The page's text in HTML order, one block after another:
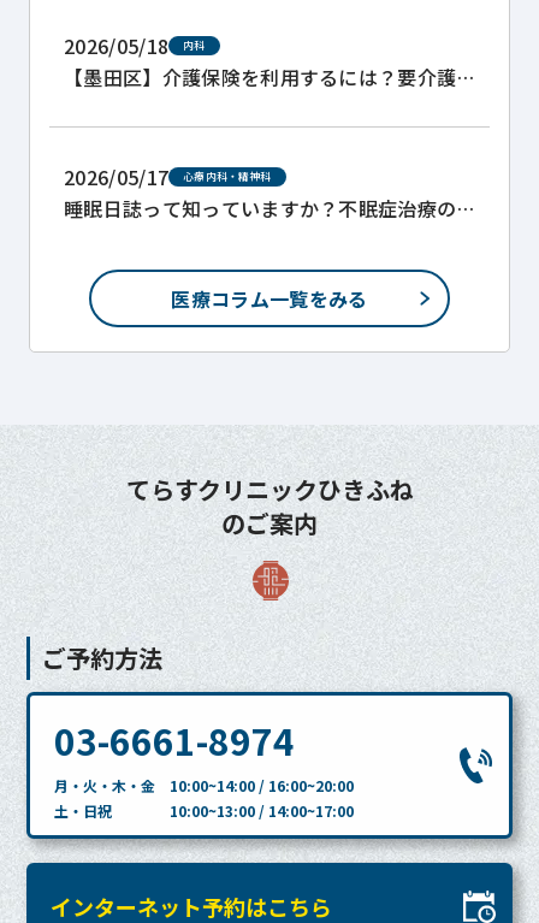
2026/05/18 内科
【墨田区】介護保険を利用するには？要介護
2026/05/17 心療内科・精神科
睡眠日誌って知っていますか？不眠症治療の
医療コラム一覧をみる
てらすクリニックひきふね
のご案内
ご予約方法
03-6661-8974
月・火・木・金 10:00~14:00 / 16:00~20:00
土・日祝 10:00~13:00 / 14:00~17:00
インターネット予約はこちら